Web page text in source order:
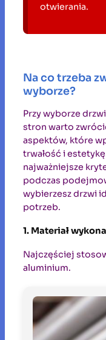
otwierania.
Na co trzeba
wyborze?
Przy wyborze
stron warto
aspektów, które
trwałość i
najważniejsze
podczas
wybierzesz drzwi
potrzeb.
1. Materiał
Najczęściej
aluminium.